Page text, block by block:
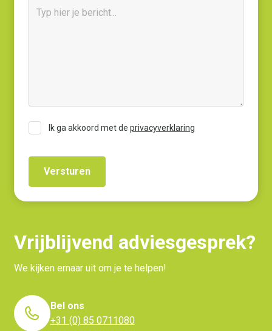
Ik ga akkoord met deprivacyverklaring
Vrijblijvend adviesgesprek?
We kijken ernaar uit om je te helpen!
Bel ons
+31 (0) 85 0711080